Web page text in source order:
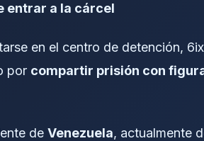
entrar a la cárcel
en el centro de detención,
por compartir prisión con
de Venezuela, actualmente